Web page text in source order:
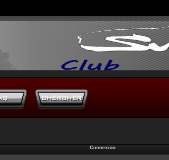
Connexion